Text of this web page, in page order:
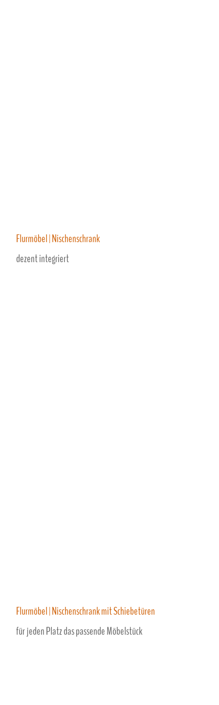
Flurmöbel | Nischenschrank
dezent integriert
Flurmöbel | Nischenschrank mit Schiebetüren
für jeden Platz das passende Möbelstück